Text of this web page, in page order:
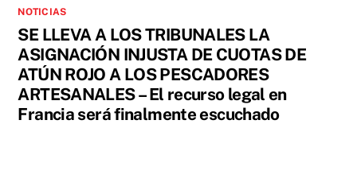
NOTICIAS
SE LLEVA A LOS TRIBUNALES LA
ASIGNACIÓN INJUSTA DE CUOTAS DE
ATÚN ROJO A LOS PESCADORES
ARTESANALES – El recurso legal en
Francia será finalmente escuchado